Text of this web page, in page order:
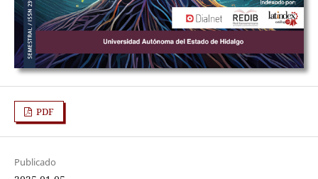
PDF
Publicado